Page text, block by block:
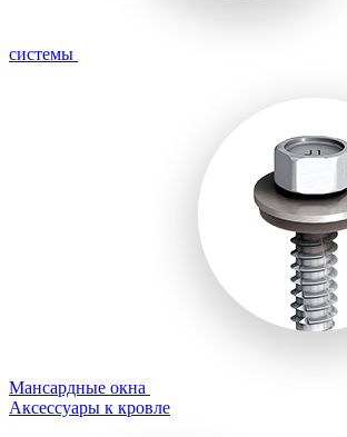
системы
Мансардные окна
Аксессуары к кровле